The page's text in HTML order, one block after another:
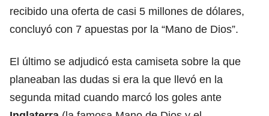
recibido una oferta de casi 5 millones de dólares,
concluyó con 7 apuestas por la “Mano de Dios”.
El último se adjudicó esta camiseta sobre la que
planeaban las dudas si era la que llevó en la
segunda mitad cuando marcó los goles ante